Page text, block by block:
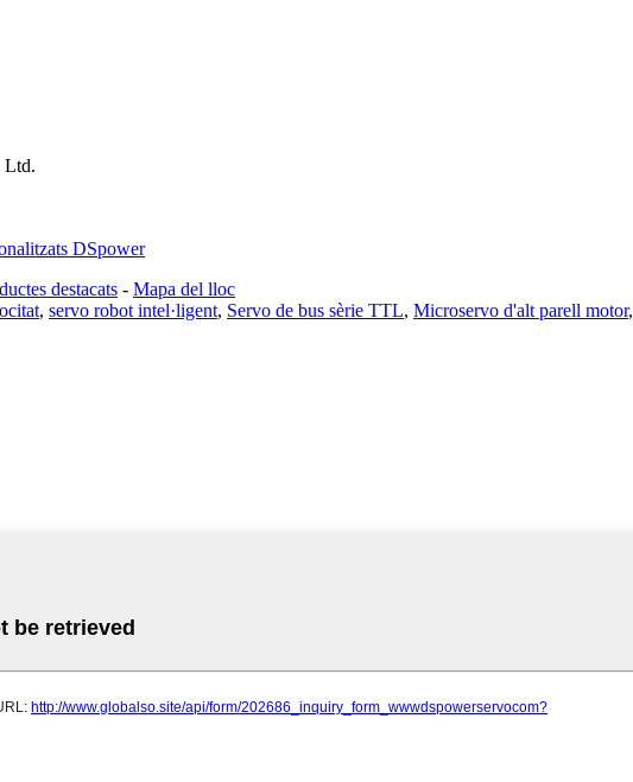
Ltd.
destacats - Mapa del lloc
, servo robot intel·ligent, Servo de bus sèrie TTL, Microservo d'alt parell motor,